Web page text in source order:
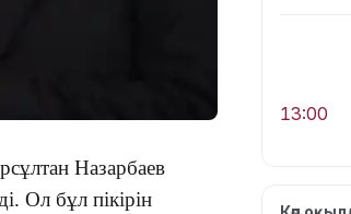
Назарбаев
Ол бұл пікірін
13:00